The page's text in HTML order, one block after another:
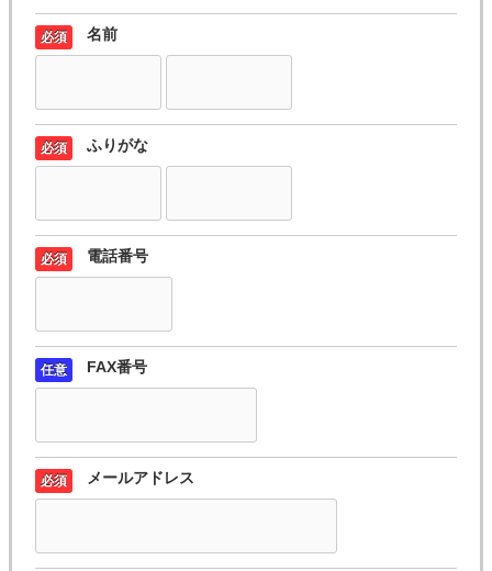
必須 名前
必須 ふりがな
必須 電話番号
任意 FAX番号
必須 メールアドレス